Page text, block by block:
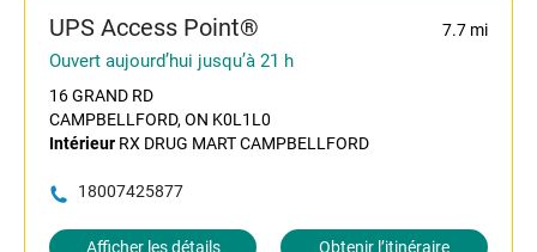
UPS Access Point® 7.7 mi
Ouvert aujourd’hui jusqu’à 21 h
16 GRAND RD
CAMPBELLFORD, ON K0L1L0
Intérieur RX DRUG MART CAMPBELLFORD
18007425877
Afficher les détails Obtenir l’itinéraire